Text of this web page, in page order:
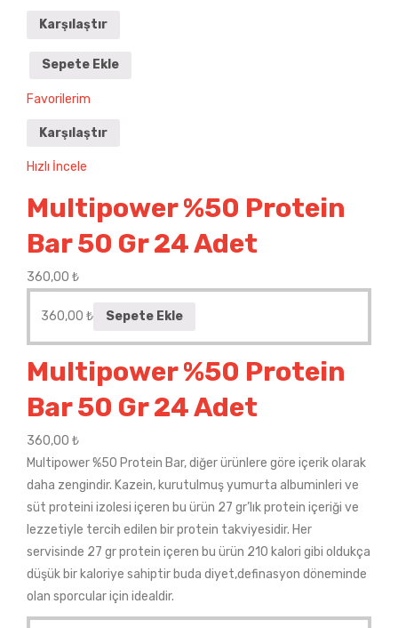
Karşılaştır
Sepete Ekle
Favorilerim
Karşılaştır
Hızlı İncele
Multipower %50 Protein
Bar 50 Gr 24 Adet
360,00 ₺
360,00 ₺ Sepete Ekle
Multipower %50 Protein
Bar 50 Gr 24 Adet
360,00 ₺
Multipower %50 Protein Bar, diğer ürünlere göre içerik olarak
daha zengindir. Kazein, kurutulmuş yumurta albuminleri ve
süt proteini izolesi içeren bu ürün 27 gr’lık protein içeriği ve
lezzetiyle tercih edilen bir protein takviyesidir. Her
servisinde 27 gr protein içeren bu ürün 210 kalori gibi oldukça
düşük bir kaloriye sahiptir buda diyet,definasyon döneminde
olan sporcular için idealdir.